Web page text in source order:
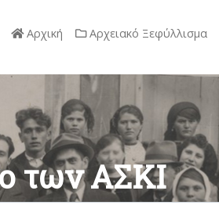
Αρχική Αρχειακό Ξεφύλλισμα
των ΑΣΚΙ